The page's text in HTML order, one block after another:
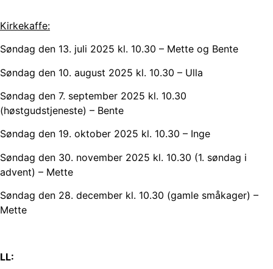
Kirkekaffe:
Søndag den 13. juli 2025 kl. 10.30 – Mette og Bente
Søndag den 10. august 2025 kl. 10.30 – Ulla
Søndag den 7. september 2025 kl. 10.30
(høstgudstjeneste) – Bente
Søndag den 19. oktober 2025 kl. 10.30 – Inge
Søndag den 30. november 2025 kl. 10.30 (1. søndag i
advent) – Mette
Søndag den 28. december kl. 10.30 (gamle småkager) –
Mette
LL: